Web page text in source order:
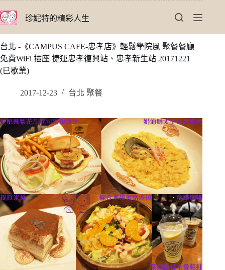
至
要
內
容
珍妮特的精彩人生
台北 -《CAMPUS CAFE-忠孝店》輕鬆學院風 聚餐餐廳
免費WiFi 插座 捷運忠孝復興站、忠孝新生站 20171221
(已歇業)
2017-12-23 台北 聚餐